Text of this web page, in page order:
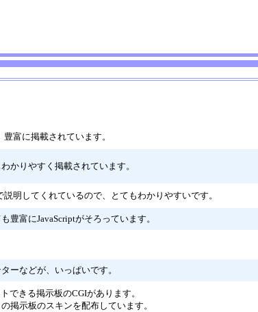
富に掲載されています。
かりやすく掲載されています。
説明してくれているので、とてもわかりやすいです。
豊富にJavaScriptがそろっています。
ーなどが、いっぱいです。
できる掲示板のCGIがあります。
掲示板のスキンを配布しています。